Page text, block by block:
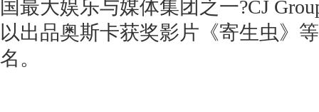
国最大娱乐与媒体集团之一?CJ
以出品奥斯卡获奖影片《寄生虫》
名。